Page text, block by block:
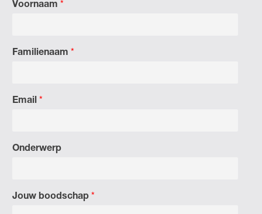
Voornaam *
Familienaam *
Email *
Onderwerp
Jouw boodschap *